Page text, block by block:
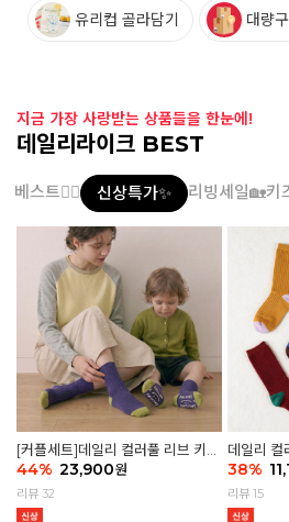
유리컵 골라담기 대량
지금 가장 사랑받는 상품들을 한눈에!
데일리라이크 BEST
베스트👍🏻 신상특가✨ 리빙세일🏡키
[커플세트]데일리 컬러풀 리브 키즈
6P & 우먼3P 삭스세트
44% 23,900원
리뷰 32
데일리 컬
세트
38%
리뷰 15